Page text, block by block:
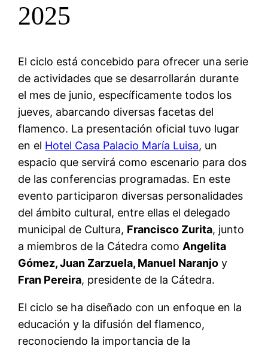
2025
El ciclo está concebido para ofrecer una serie
de actividades que se desarrollarán durante
el mes de junio, específicamente todos los
jueves, abarcando diversas facetas del
flamenco. La presentación oficial tuvo lugar
en el Hotel Casa Palacio María Luisa, un
espacio que servirá como escenario para dos
de las conferencias programadas. En este
evento participaron diversas personalidades
del ámbito cultural, entre ellas el delegado
municipal de Cultura, Francisco Zurita, junto
a miembros de la Cátedra comoAngelita
Gómez, Juan Zarzuela, Manuel Naranjo y
Fran Pereira, presidente de la Cátedra.
El ciclo se ha diseñado con un enfoque en la
educación y la difusión del flamenco,
reconociendo la importancia de la